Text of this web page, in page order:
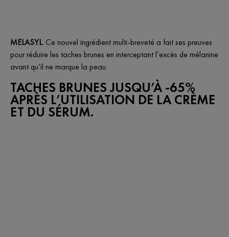
MELASYL. Ce nouvel ingrédient multi-breveté a fait ses preuves
pour réduire les taches brunes en interceptant l’excès de mélanine
avant qu’il ne marque la peau.
TACHES BRUNES JUSQU’À​ -65%
APRÈS L’UTILISATION DE LA CRÈME
ET DU SÉRUM.​